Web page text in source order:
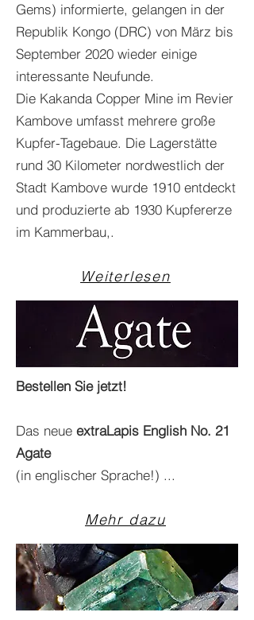
Gems) informierte, gelangen in der
Republik Kongo (DRC) von März bis
September 2020 wieder einige
interessante Neufunde.
Die Kakanda Copper Mine im Revier
Kambove umfasst mehrere große
Kupfer-Tagebaue. Die Lagerstätte
rund 30 Kilometer nordwestlich der
Stadt Kambove wurde 1910 entdeckt
und produzierte ab 1930 Kupfererze
im Kammerbau,.
Weiterlesen
Bestellen Sie jetzt!
Das neue extraLapis English No. 21
Agate
(in englischer Sprache!) ...
Mehr dazu